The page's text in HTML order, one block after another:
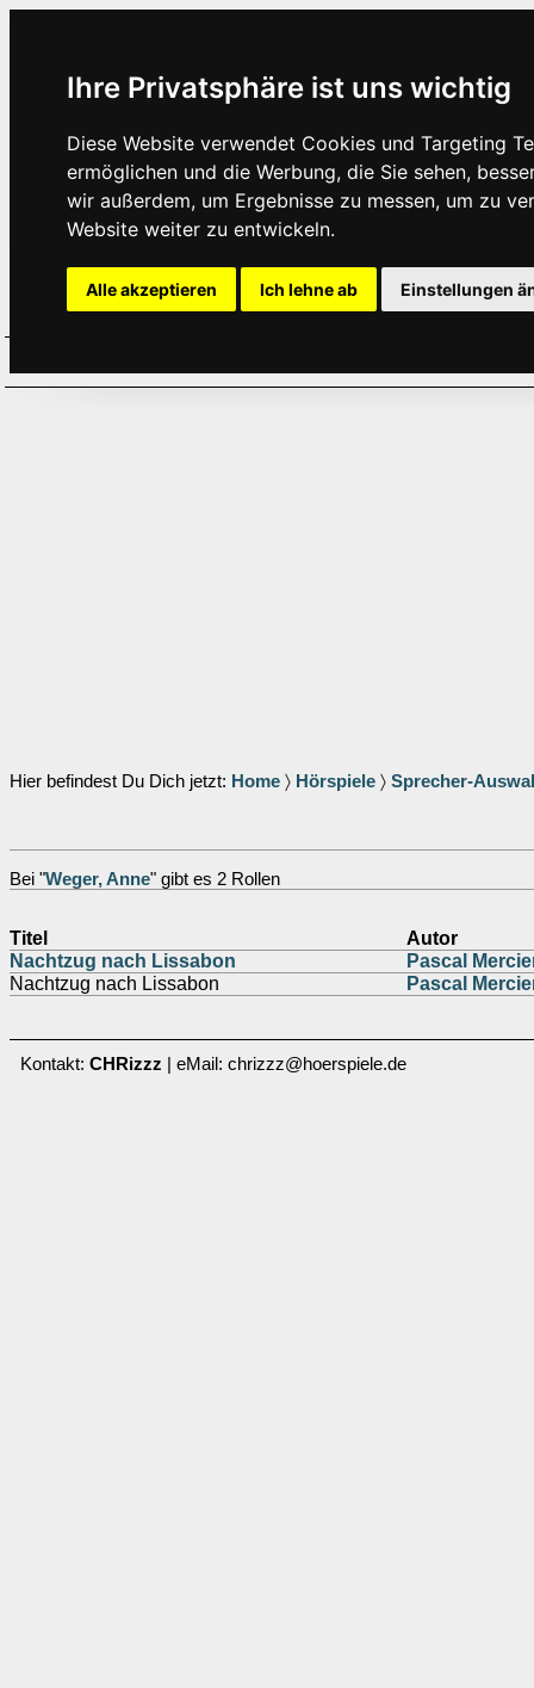
Ihre Privatsphäre ist uns wichtig
Diese Website verwendet Cookies und Targeting
ermöglichen und die Werbung, die Sie sehen,
wir außerdem, um Ergebnisse zu messen, um zu
Website weiter zu entwickeln.
Alle akzeptieren Ich lehne ab Einstellungen
Hier befindest Du Dich jetzt: Home 〉 Hörspiele 〉 Sprecher-
Bei "Weger, Anne" gibt es 2 Rollen
Titel
Autor
Nachtzug nach Lissabon
Pascal
Nachtzug nach Lissabon
Pascal
Kontakt: CHRizzz | eMail: chrizzz@hoerspiele.de